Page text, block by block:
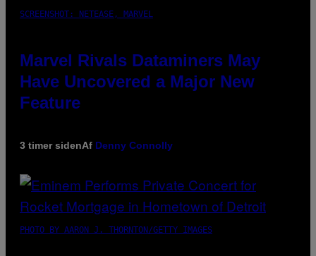
SCREENSHOT: NETEASE, MARVEL
Marvel Rivals Dataminers May
Have Uncovered a Major New
Feature
3 timer sidenAf Denny Connolly
PHOTO BY AARON J. THORNTON/GETTY IMAGES